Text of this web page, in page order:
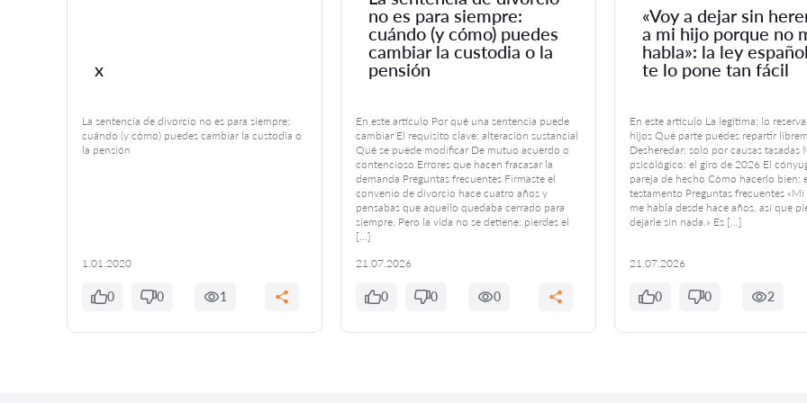
x
La sentencia de divorcio no es para siempre:
cuándo (y cómo) puedes cambiar la custodia o
la pensión
1.01.2020
0 0 1
no es para siempre:
cuándo (y cómo) puedes
cambiar la custodia o la
pensión
En este artículo Por qué una sentencia puede
cambiar El requisito clave: alteración sustancial
Qué se puede modificar De mutuo acuerdo o
contencioso Errores que hacen fracasar la
demanda Preguntas frecuentes Firmaste el
convenio de divorcio hace cuatro años y
pensabas que aquello quedaba cerrado para
siempre. Pero la vida no se detiene: pierdes el
[…]
21.07.2026
0 0 0
«Voy a dejar sin
a mi hijo porque no
habla»: la ley
te lo pone tan fácil
En este artículo La legítima: lo
hijos Qué parte puedes repartir
Desheredar: solo por causas tasadas
psicológico: el giro de 2026 El
pareja de hecho Cómo hacerlo bien:
testamento Preguntas frecuentes
me habla desde hace años, así que
dejarle sin nada.» Es […]
21.07.2026
0 0 2